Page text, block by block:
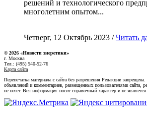
решений и технологического
многолетним опытом...
Четверг, 12 Октябрь 2023 /Читать
© 2026 «Новости энеретики»
г. Москва
Тел.: (495) 540-52-76
Карта сайта
Перепечатка материала с сайта без разрешения Редакции
объявлений и комментариев, размещенных пользователями сайта,
не несет. Вся информация носит справочный характер и не